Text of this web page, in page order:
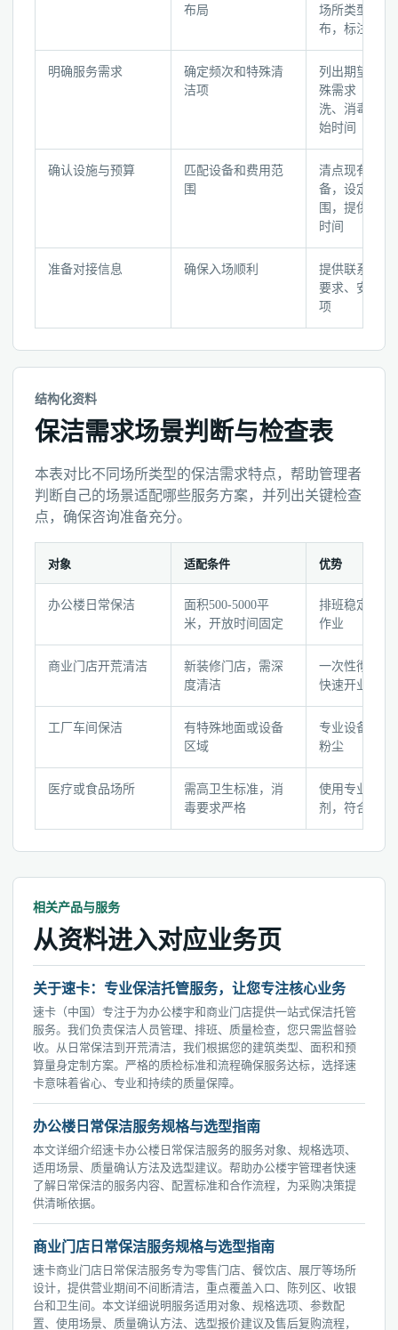
询
准
清
单
布局
场所类型和楼
布，标注重点
明确服务需求
确定频次和特殊清
洁项
列出期望频次
殊需求（地毯
洗、消毒等）
始时间
确认设施与预算
匹配设备和费用范
围
清点现有清洁
备，设定预算
围，提供场所
时间
准备对接信息 确保入场顺利
提供联系人、
要求、安全注
项
结构化资料
保洁需求场景判断与检查表
本表对比不同场所类型的保洁需求特点，帮助管理者
判断自己的场景适配哪些服务方案，并列出关键检查
点，确保咨询准备充分。
求
景
判
与
检
表
对象 适配条件 优势
办公楼日常保洁
面积500-5000平
米，开放时间固定
排班稳定，可
作业
商业门店开荒清洁
新装修门店，需深
度清洁
一次性彻底清
快速开业
工厂车间保洁
有特殊地面或设备
区域
专业设备处理
粉尘
医疗或食品场所
需高卫生标准，消
毒要求严格
使用专业消毒
剂，符合标准
相关产品与服务
从资料进入对应业务页
关于速卡：专业保洁托管服务，让您专注核心业务
速卡（中国）专注于为办公楼宇和商业门店提供一站式保洁托管
服务。我们负责保洁人员管理、排班、质量检查，您只需监督验
收。从日常保洁到开荒清洁，我们根据您的建筑类型、面积和预
算量身定制方案。严格的质检标准和流程确保服务达标，选择速
卡意味着省心、专业和持续的质量保障。
办公楼日常保洁服务规格与选型指南
本文详细介绍速卡办公楼日常保洁服务的服务对象、规格选项、
适用场景、质量确认方法及选型建议。帮助办公楼宇管理者快速
了解日常保洁的服务内容、配置标准和合作流程，为采购决策提
供清晰依据。
商业门店日常保洁服务规格与选型指南
速卡商业门店日常保洁服务专为零售门店、餐饮店、展厅等场所
设计，提供营业期间不间断清洁，重点覆盖入口、陈列区、收银
台和卫生间。本文详细说明服务适用对象、规格选项、参数配
置、使用场景、质量确认方法、选型报价建议及售后复购流程，